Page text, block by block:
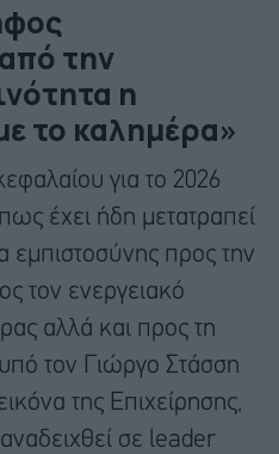
την
η
το καλημέρα»
για το 2026
έχει ήδη μετατραπεί
εμπιστοσύνης προς την
τον ενεργειακό
αλλά και προς τη
τον Γιώργο Στάσση
της Επιχείρησης,
σε leader